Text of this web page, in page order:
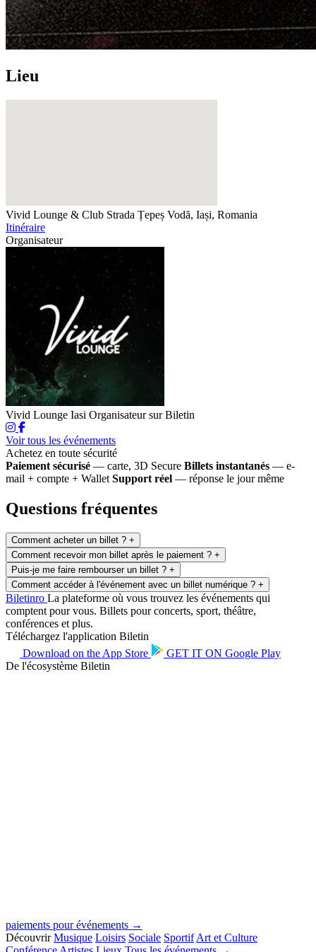
Lieu
Vivid Lounge & Club Strada Țepeș Vodă, Iași, Romania
Itinéraire
Organisateur
Vivid Lounge Iasi Organisateur sur Biletin
Voir tous les événements
Achetez en toute sécurité
Paiement sécurisé — carte, 3D Secure Billets instantanés — e-
mail + compte + Wallet Support réel — réponse le jour même
Questions fréquentes
Comment acheter un billet ? +
Comment recevoir mon billet après le paiement ? +
Puis-je me faire rembourser un billet ? +
Comment accéder à l'événement avec un billet numérique ? +
Biletinro La plateforme où vous trouvez les événements qui
comptent pour vous. Billets pour concerts, sport, théâtre,
conférences et plus.
Téléchargez l'application Biletin
Download on the App Store GET IT ON Google Play
De l'écosystème Biletin
paiements pour événements →
Découvrir Musique Loisirs Sociale Sportif Art et Culture